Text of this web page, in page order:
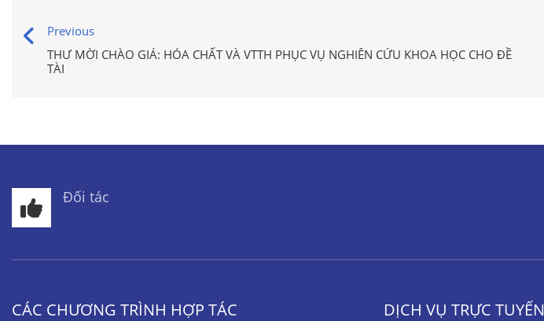
Previous
THƯ MỜI CHÀO GIÁ: HÓA CHẤT VÀ VTTH PHỤC VỤ NGHIÊN CỨU KHOA HỌC CHO ĐỀ
TÀI
Đối tác
CÁC CHƯƠNG TRÌNH HỢP TÁC DỊCH VỤ TRỰC TUYẾN